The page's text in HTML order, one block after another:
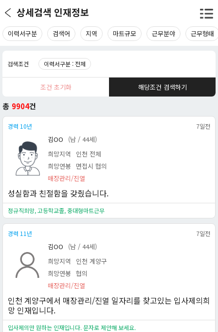
상세검색 인재정보
이력서구분 검색어 지역 마트규모 근무분야 근무형태
검색조건 이력서구분 : 전체
조건 초기화 해당조건 검색하기
총 9904건
경력 10년 7일전
김OO
(남 / 44세)
희망지역
인천 전체
희망연봉
면접시 협의
매장관리/진열
성실함과 친절함을 갖췄습니다.
정규직희망, 고등학교졸, 중대형마트근무
경력 11년 7일전
김OO
(남 / 44세)
희망지역
인천 계양구
희망연봉 협의
매장관리/진열
인천 계양구에서 매장관리/진열 일자리를 찾고있는 입사제의희
망 인재입니다.
입사제의만 원하는 인재입니다. 문자로 제안해 보세요.